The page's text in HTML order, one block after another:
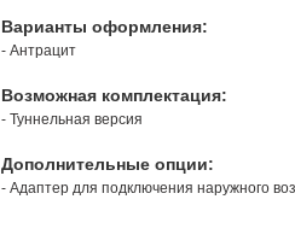
Варианты оформления:
- Антрацит
Возможная комплектация:
- Туннельная версия
Дополнительные опции:
- Адаптер для подключения наружного